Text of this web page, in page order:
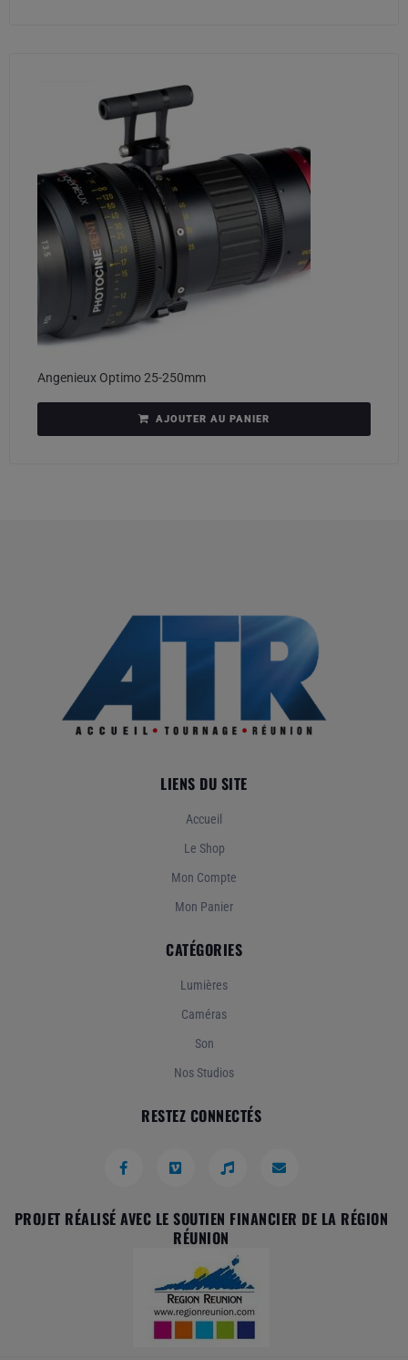
Angenieux Optimo 25-250mm
AJOUTER AU PANIER
LIENS DU SITE
Accueil
Le Shop
Mon Compte
Mon Panier
CATÉGORIES
Lumières
Caméras
Son
Nos Studios
RESTEZ CONNECTÉS
PROJET RÉALISÉ AVEC LE SOUTIEN FINANCIER DE LA RÉGION
RÉUNION